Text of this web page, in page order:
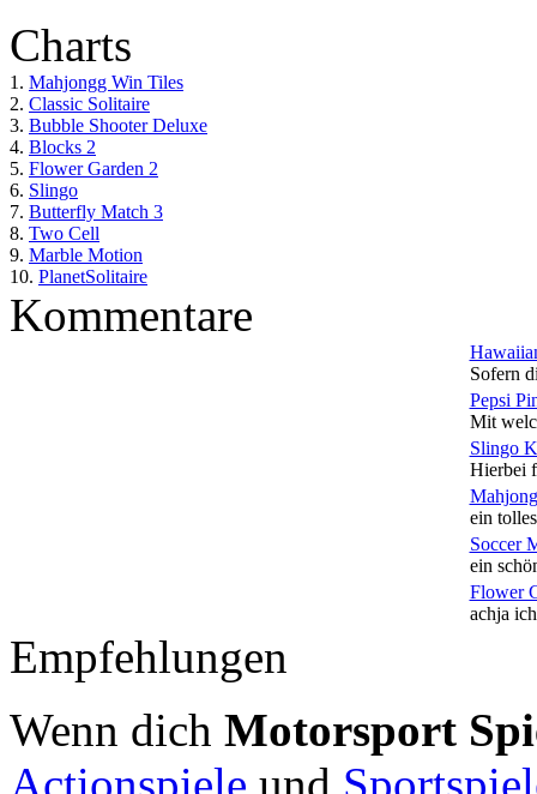
Charts
1. Mahjongg Win Tiles
2. Classic Solitaire
3. Bubble Shooter Deluxe
4. Blocks 2
5. Flower Garden 2
6. Slingo
7. Butterfly Match 3
8. Two Cell
9. Marble Motion
10. PlanetSolitaire
Kommentare
Sofern
Pepsi
Mit
Slingo
Hierbei
ein
Soccer
ein
Flower
achja
Empfehlungen
Wenn dich Motorsport